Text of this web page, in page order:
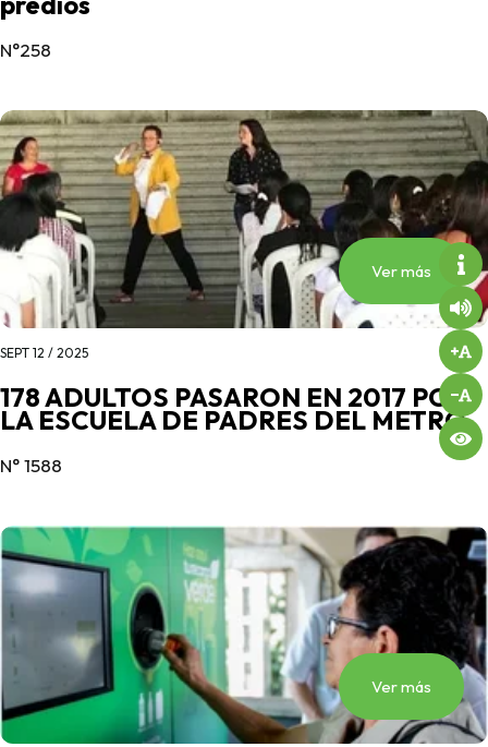
N°258
Ver más
SEPT 12 / 2025
178 ADULTOS PASARON EN 2017 POR
LA ESCUELA DE PADRES DEL METRO
N° 1588
Ver más